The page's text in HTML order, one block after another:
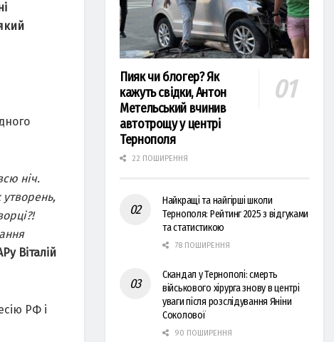
ніч.
утворень,
Віталій
РФ і
Пияк чи блогер? Як
кажуть свідки, Антон
Метельський вчинив
автотрощу у центрі
Тернополя
22 ПОШИРЕННЯ
Найкращі та найгірші школи
Тернополя: Рейтинг 2025 з відгуками
та статистикою
78 ПОШИРЕННЯ
Скандал у Тернополі: смерть
військового хірурга знову в центрі
уваги після розслідування Яніни
Соколової
90 ПОШИРЕННЯ